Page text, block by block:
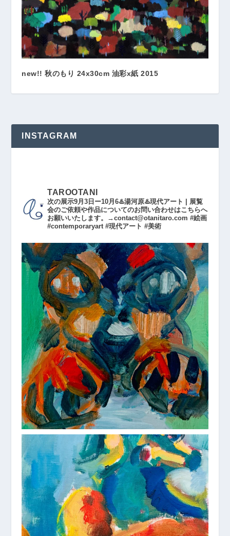
new!! 秋のもり 24x30cm 油彩x紙 2015
INSTAGRAM
TAROOTANI
次の展示9月3日ー10月6♨️湯河原♨️現代アート | 展覧
会のご依頼や作品についてのお問い合わせはこちらへ
お願いいたします。→contact@otanitaro.com #絵画
#contemporaryart #現代アート #美術